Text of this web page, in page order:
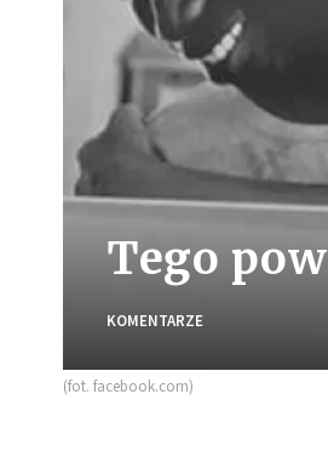
Tego
KOMENTARZE
(fot. facebook.com)